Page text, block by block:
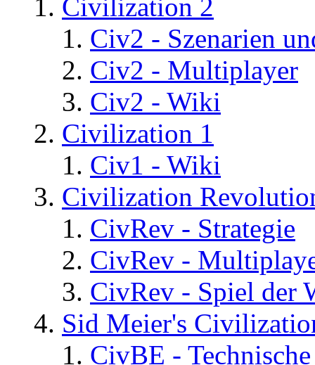
Civilization 2
Civ2 - Szenarien
Civ2 - Multiplayer
Civ2 - Wiki
Civilization 1
Civ1 - Wiki
Civilization
CivRev - Strategie
CivRev -
CivRev - Spiel der
Sid Meier's
CivBE -